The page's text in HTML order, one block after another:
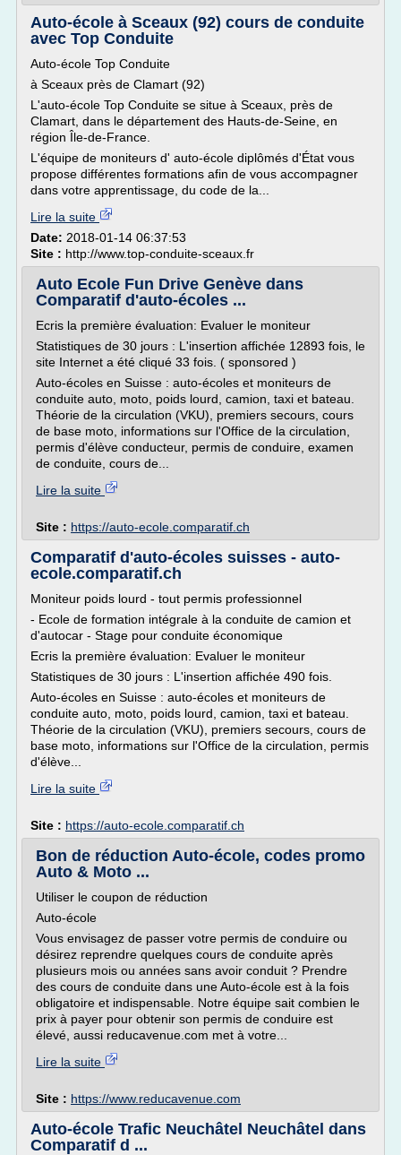
Auto-école à Sceaux (92) cours de conduite
avec Top Conduite
Auto-école Top Conduite
à Sceaux près de Clamart (92)
L'auto-école Top Conduite se situe à Sceaux, près de
Clamart, dans le département des Hauts-de-Seine, en
région Île-de-France.
L'équipe de moniteurs d' auto-école diplômés d'État vous
propose différentes formations afin de vous accompagner
dans votre apprentissage, du code de la...
Lire la suite
Date: 2018-01-14 06:37:53
Site : http://www.top-conduite-sceaux.fr
Auto Ecole Fun Drive Genève dans
Comparatif d'auto-écoles ...
Ecris la première évaluation: Evaluer le moniteur
Statistiques de 30 jours : L'insertion affichée 12893 fois, le
site Internet a été cliqué 33 fois. ( sponsored )
Auto-écoles en Suisse : auto-écoles et moniteurs de
conduite auto, moto, poids lourd, camion, taxi et bateau.
Théorie de la circulation (VKU), premiers secours, cours
de base moto, informations sur l'Office de la circulation,
permis d'élève conducteur, permis de conduire, examen
de conduite, cours de...
Lire la suite
Site : https://auto-ecole.comparatif.ch
Comparatif d'auto-écoles suisses - auto-
ecole.comparatif.ch
Moniteur poids lourd - tout permis professionnel
- Ecole de formation intégrale à la conduite de camion et
d'autocar - Stage pour conduite économique
Ecris la première évaluation: Evaluer le moniteur
Statistiques de 30 jours : L'insertion affichée 490 fois.
Auto-écoles en Suisse : auto-écoles et moniteurs de
conduite auto, moto, poids lourd, camion, taxi et bateau.
Théorie de la circulation (VKU), premiers secours, cours de
base moto, informations sur l'Office de la circulation, permis
d'élève...
Lire la suite
Site : https://auto-ecole.comparatif.ch
Bon de réduction Auto-école, codes promo
Auto & Moto ...
Utiliser le coupon de réduction
Auto-école
Vous envisagez de passer votre permis de conduire ou
désirez reprendre quelques cours de conduite après
plusieurs mois ou années sans avoir conduit ? Prendre
des cours de conduite dans une Auto-école est à la fois
obligatoire et indispensable. Notre équipe sait combien le
prix à payer pour obtenir son permis de conduire est
élevé, aussi reducavenue.com met à votre...
Lire la suite
Site : https://www.reducavenue.com
Auto-école Trafic Neuchâtel Neuchâtel dans
Comparatif d ...